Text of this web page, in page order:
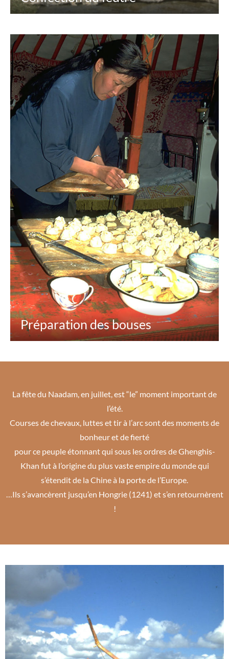
Préparation des bouses
La fête du Naadam, en juillet, est “le” moment important de
l’été.
Courses de chevaux, luttes et tir à l’arc sont des moments de
bonheur et de fierté
pour ce peuple étonnant qui sous les ordres de Ghenghis-
Khan fut à l’origine du plus vaste empire du monde qui
s’étendit de la Chine à la porte de l’Europe.
…Ils s’avancèrent jusqu’en Hongrie (1241) et s’en retournèrent
!